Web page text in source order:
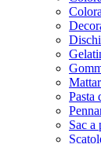
Pasta
Sac a